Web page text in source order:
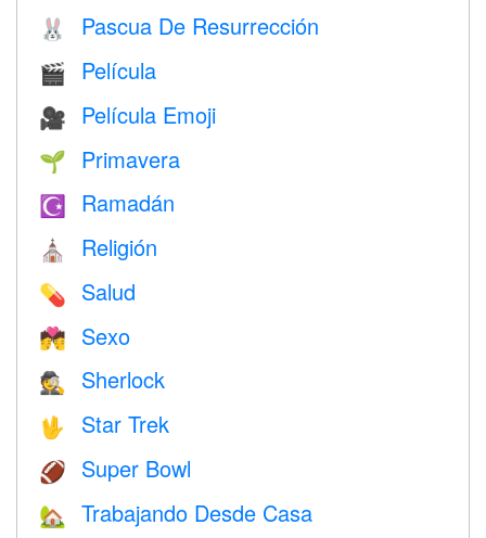
🐰 Pascua De Resurrección
🎬 Película
🎥 Película Emoji
🌱 Primavera
☪️ Ramadán
⛪️ Religión
💊 Salud
💏 Sexo
🕵️ Sherlock
🖖 Star Trek
🏈 Super Bowl
🏡 Trabajando Desde Casa